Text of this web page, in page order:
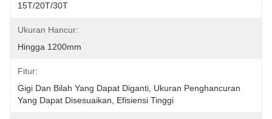
15T/20T/30T
Ukuran Hancur:
Hingga 1200mm
Fitur:
Gigi Dan Bilah Yang Dapat Diganti, Ukuran Penghancuran
Yang Dapat Disesuaikan, Efisiensi Tinggi